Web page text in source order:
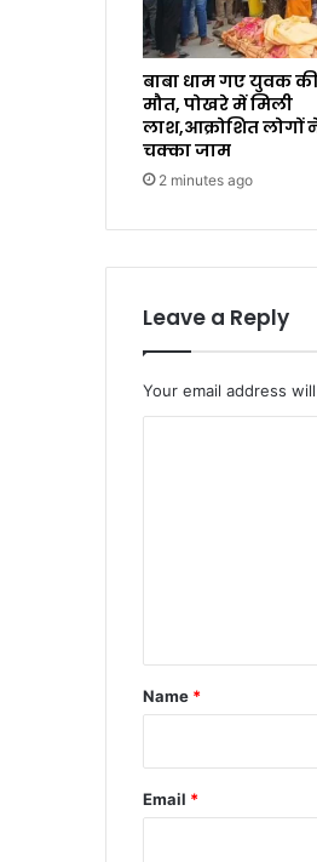
बाबा धाम गए युवक
मौत, पोखरे में मिली
लाश,आक्रोशित लोगों
चक्का जाम
2 minutes ago
Leave a Reply
Your email address
*
Name *
Email *